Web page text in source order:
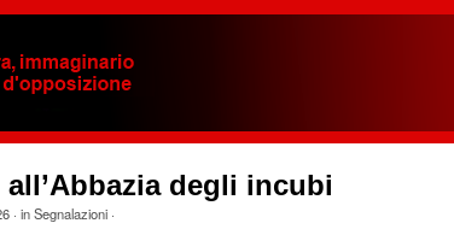
degli incubi
· inSegnalazioni·